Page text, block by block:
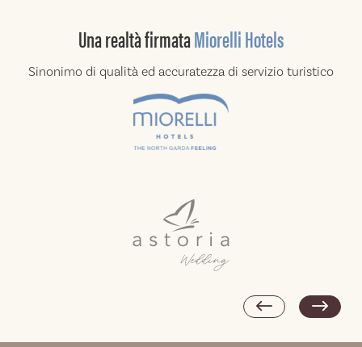
Una realtàfirmataMiorelli Hotels
Sinonimo di qualità ed accuratezza di servizio turistico